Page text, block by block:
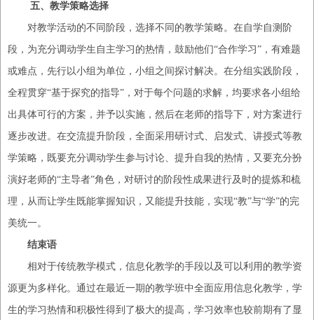
五、 教学策略选择
对教学活动的不同阶段，选择不同的教学策略。在自学自测阶
段，为充分调动学生自主学习的热情，鼓励他们“合作学习”，有难题
或难点，先行以小组为单位 ， 小组之间探讨解决。 在分组实践阶段，
全程贯穿“基于探究的指导”，对于每个问题的求解，均要求各小组给
出具体可行的方案，并予以实施，然后在老师的指导下，对方案进行
逐步改进。 在交流提升阶段，全面采用研讨式、启发式、讲授式等教
学策略，既要充分调动学生参与讨论、提升自我的热情，又要充分扮
演好老师的“主导者”角色，对研讨的阶段性成果进行及时的提炼和梳
理，从而让学生既能掌握知识，又能提升技能，实现“教”与“学”的完
美统一。
结束语
相对于传统教学模式，信息化教学的手段以及可以利用的教学资
源更为多样化。通过在最近一期的教学班中全面应用信息化教学，学
生的学习热情和积极性得到了极大的提高 ，学习效率也较前期有了 显